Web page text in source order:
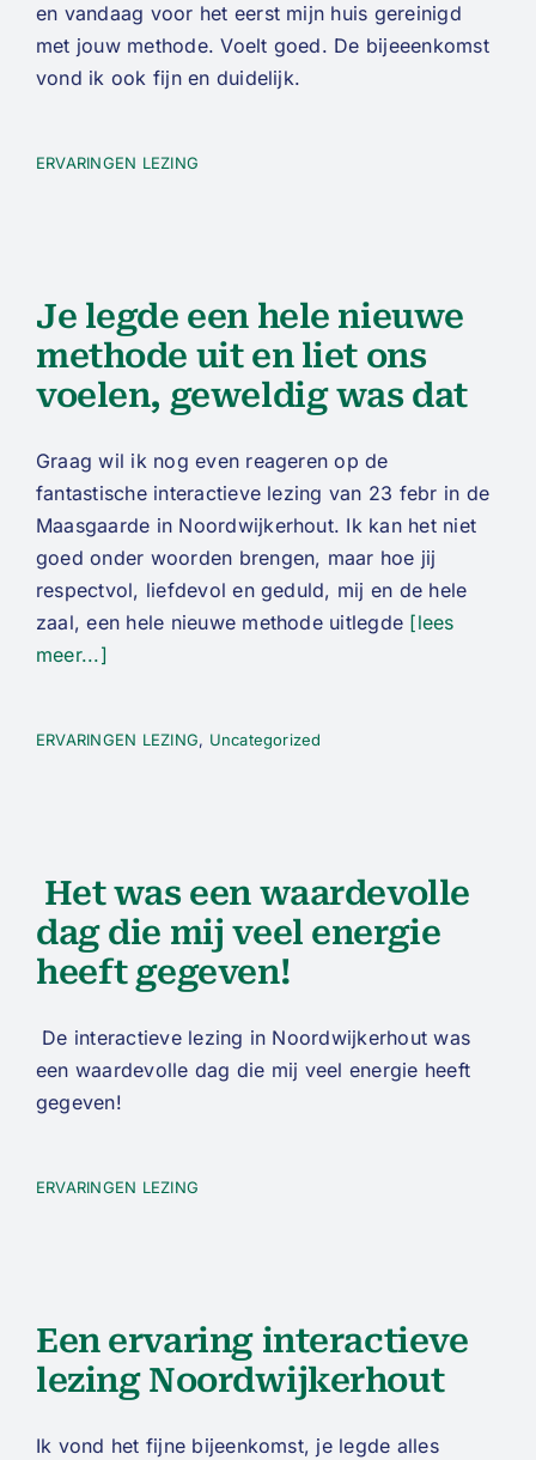
en vandaag voor het eerst mijn huis gereinigd
met jouw methode. Voelt goed. De bijeeenkomst
vond ik ook fijn en duidelijk.
ERVARINGEN LEZING
Je legde een hele nieuwe
methode uit en liet ons
voelen, geweldig was dat
Graag wil ik nog even reageren op de
fantastische interactieve lezing van 23 febr in de
Maasgaarde in Noordwijkerhout. Ik kan het niet
goed onder woorden brengen, maar hoe jij
respectvol, liefdevol en geduld, mij en de hele
zaal, een hele nieuwe methode uitlegde [lees
meer...]
ERVARINGEN LEZING, Uncategorized
Het was een waardevolle
dag die mij veel energie
heeft gegeven!
De interactieve lezing in Noordwijkerhout was
een waardevolle dag die mij veel energie heeft
gegeven!
ERVARINGEN LEZING
Een ervaring interactieve
lezing Noordwijkerhout
Ik vond het fijne bijeenkomst, je legde alles